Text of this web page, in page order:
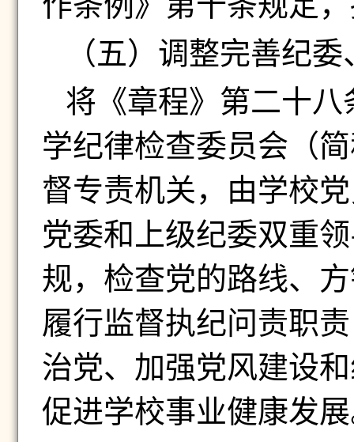
（五） 调整完善纪
将《章程》第二十
学纪律检查委员会（
督专责机关，由学校
党委和上级纪委双重
规，检查党的路线、
履行监督执纪问责职
治党、加强党风建设
促进学校事业健康发